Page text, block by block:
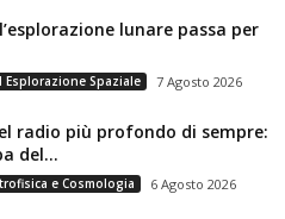
lunare passa per
Spaziale 7 Agosto 2026
radio più profondo di sempre:
del...
e Cosmologia 6 Agosto 2026